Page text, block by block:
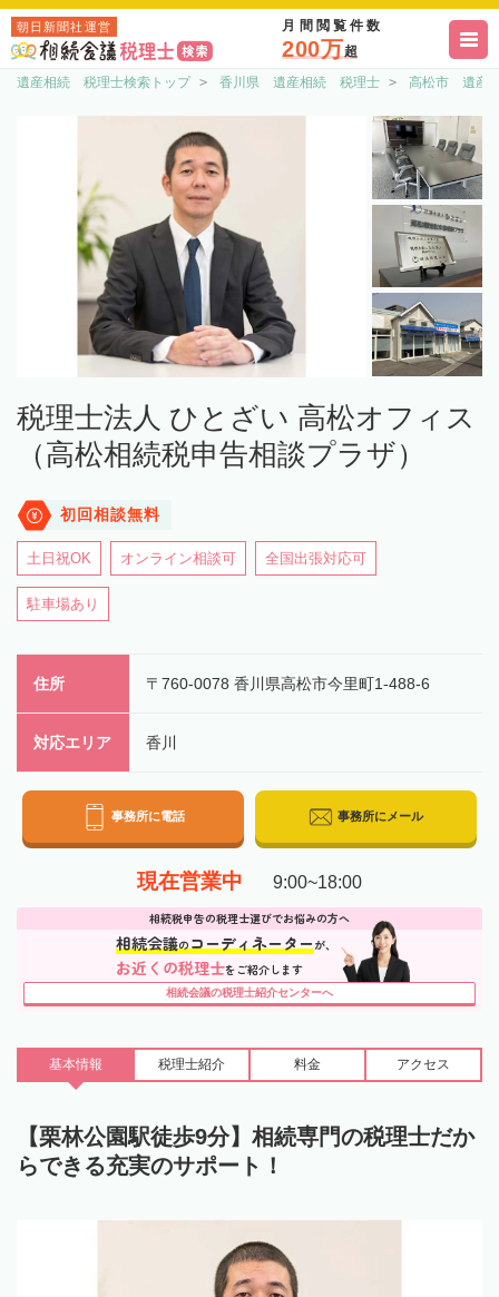
朝日新聞社運営 月間閲覧件数
200万超
遺産相続 税理士検索トップ 香川県 遺産相続 税理士 高松市 遺産
税理士法人 ひとざい 高松オフィス
（高松相続税申告相談プラザ）
初回相談無料
土日祝OK オンライン相談可 全国出張対応可
駐車場あり
住所 〒760-0078 香川県高松市今里町1-488-6
対応エリア 香川
事務所に電話 事務所にメール
現在営業中 9:00~18:00
相続税申告の税理士選びでお悩みの方へ
相続会議のコーディネーターが、
お近くの税理士をご紹介します
相続会議の税理士紹介センターへ
基本情報 税理士紹介 料金 アクセス
【栗林公園駅徒歩9分】相続専門の税理士だか
らできる充実のサポート！